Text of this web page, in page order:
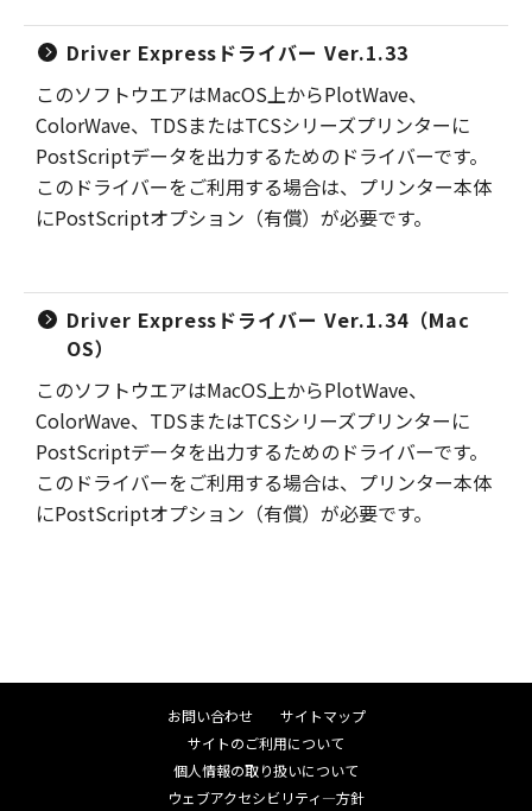
Driver Expressドライバー Ver.1.33
このソフトウエアはMacOS上からPlotWave、
ColorWave、TDSまたはTCSシリーズプリンターに
PostScriptデータを出力するためのドライバーです。
このドライバーをご利用する場合は、プリンター本体
にPostScriptオプション（有償）が必要です。
Driver Expressドライバー Ver.1.34（Mac
OS）
このソフトウエアはMacOS上からPlotWave、
ColorWave、TDSまたはTCSシリーズプリンターに
PostScriptデータを出力するためのドライバーです。
このドライバーをご利用する場合は、プリンター本体
にPostScriptオプション（有償）が必要です。
お問い合わせ
サイトマップ
サイトのご利用について
個人情報の取り扱いについて
ウェブアクセシビリティ―方針